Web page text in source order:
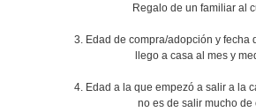
Regalo de un familiar al cual
3. Edad de compra/adopción y fecha
llego a casa al mes y medio
4. Edad a la que empezó a salir a la
no es de salir mucho de casa,